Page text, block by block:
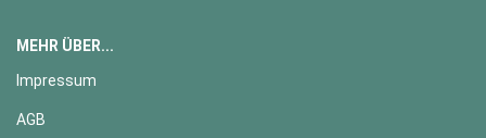
MEHR ÜBER...
Impressum
AGB